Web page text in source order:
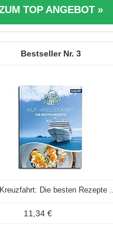
TOP ANGEBOT »
3
Die besten Rezepte ...
11,34 €